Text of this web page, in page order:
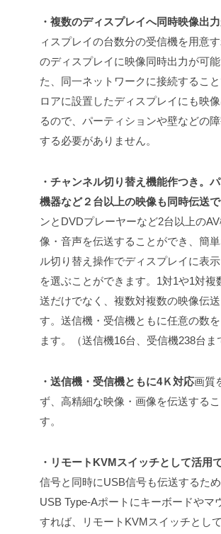
・複数のディスプレイへ同時映像出
ィスプレイの台数分の受信機を用意
のディスプレイに映像同時出力が可能
た、同一ネットワークに接続するこ
ロアに設置したディスプレイにも映
るので、パーティションや壁などの
する必要がありません。
・チャンネル切り替え機能作つき。
機器など２台以上の映像も同時伝送
ンとDVDプレーヤーなど2台以上の
像・音声を伝送することができ、簡
ル切り替え操作でディスプレイに表
を選ぶことができます。1対1や1対複
送だけでなく、複数対複数の映像伝
す。 送信機・受信機ともに任意の数
ます。（送信機16台、受信機238台ま
・送信機・受信機ともに4Ｋ対応画質
ず、高精細な映像・画像を伝送する
す。
・リモートKVMスイッチとして活用
信号と同時にUSB信号も伝送するた
USB Type-Aポートにキーボードやマ
すれば、リモートKVMスイッチとし